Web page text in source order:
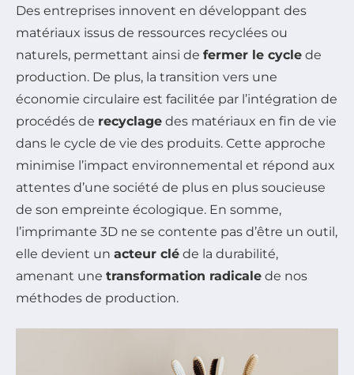
Des entreprises innovent en développant des
matériaux issus de ressources recyclées ou
naturels, permettant ainsi de fermer le cycle de
production. De plus, la transition vers une
économie circulaire est facilitée par l’intégration de
procédés de recyclage des matériaux en fin de vie
dans le cycle de vie des produits. Cette approche
minimise l’impact environnemental et répond aux
attentes d’une société de plus en plus soucieuse
de son empreinte écologique. En somme,
l’imprimante 3D ne se contente pas d’être un outil,
elle devient un acteur clé de la durabilité,
amenant une transformation radicale de nos
méthodes de production.